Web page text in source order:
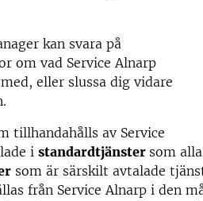
kan svara på
om vad Service Alnarp
eller slussa dig vidare
tillhandahålls av Service
i standardtjänster som
som är särskilt avtalade
från Service Alnarp i den